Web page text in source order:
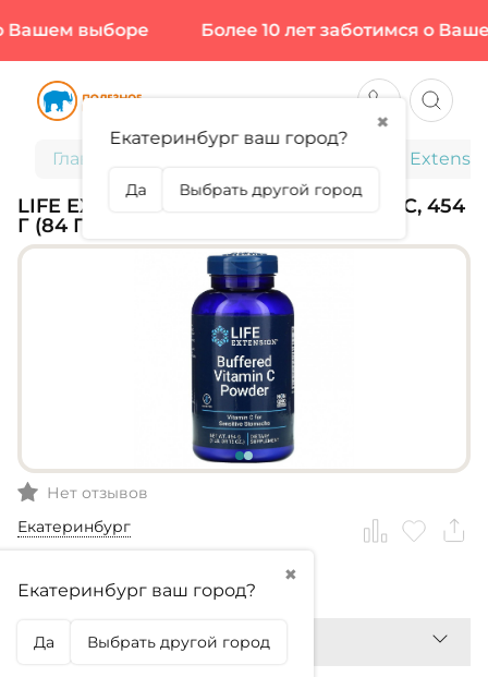
выборе Более 10 лет заботимся о
Главная Life
LIFE EXTENSION, BUFFERED VITAMIN C, 454
Г (84 ПОРЦИИ)
Нет отзывов
Екатеринбург
✖
Екатеринбург ваш город?
Да Выбрать другой город
3 360,99₽
✖
Екатеринбург ваш город?
Да Выбрать другой город